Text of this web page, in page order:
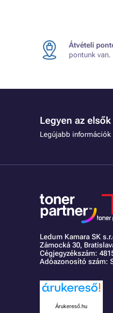
Átvételi
pontunk van.
Legyen az
Legújabb
Ledum Kamara SK
Zámocká 30,
Cégjegyzékszám:
Adóazonosító szám:
Árukereső.hu